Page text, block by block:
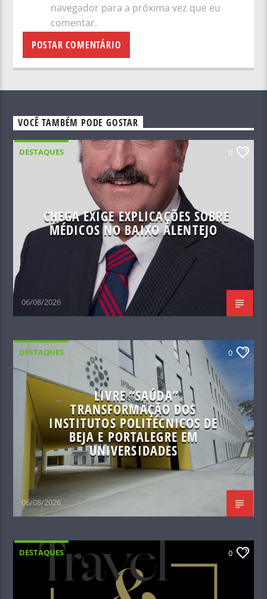
navegador para a próxima vez que eu
comentar.
VOCÊ TAMBÉM PODE GOSTAR
DESTAQUES 0
CHEGA EXIGE EXPLICAÇÕES SOBRE
MÉDICOS NO BAIXO ALENTEJO
06/08/2026
DESTAQUES 0
LIVRE “SAÚDA”
TRANSFORMAÇÃO DOS
INSTITUTOS POLITÉCNICOS DE
BEJA E PORTALEGRE EM
UNIVERSIDADES
06/08/2026
DESTAQUES 0